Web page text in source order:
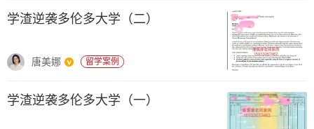
学渣逆袭多伦多大学（二）
唐美娜 留学案例
学渣逆袭多伦多大学（一）